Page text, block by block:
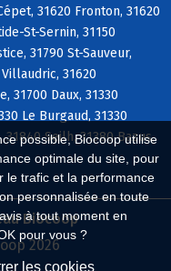
possible, Biocoop utilise
optimale du site, pour
le trafic et la performance
personnalisée en toute
à tout moment en
pour vous ?
les cookies
31620 Fronton, 31620
St-Sernin, 31150
31790 St-Sauveur,
31620
31700 Daux, 31330
Le Burgaud, 31330
Seilh, 31380 Bazus,
Biocoop
2026